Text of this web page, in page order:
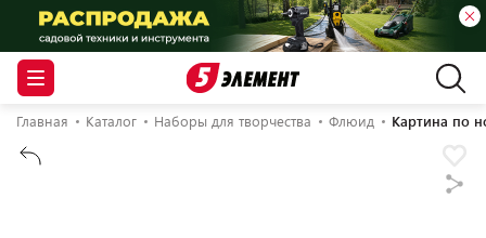
Главная Каталог Наборы для творчества Флюид Картина по